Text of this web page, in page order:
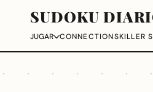
SUDOKU
JUGAR CONNECTIONSKILLER